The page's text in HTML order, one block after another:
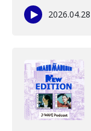
2026.04.28